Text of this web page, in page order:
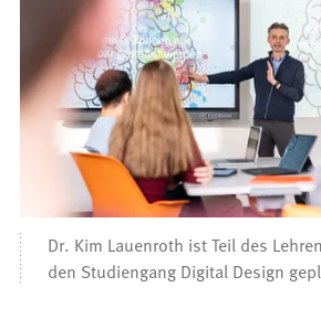
Dr. Kim Lauenroth ist Teil des
den Studiengang Digital Design